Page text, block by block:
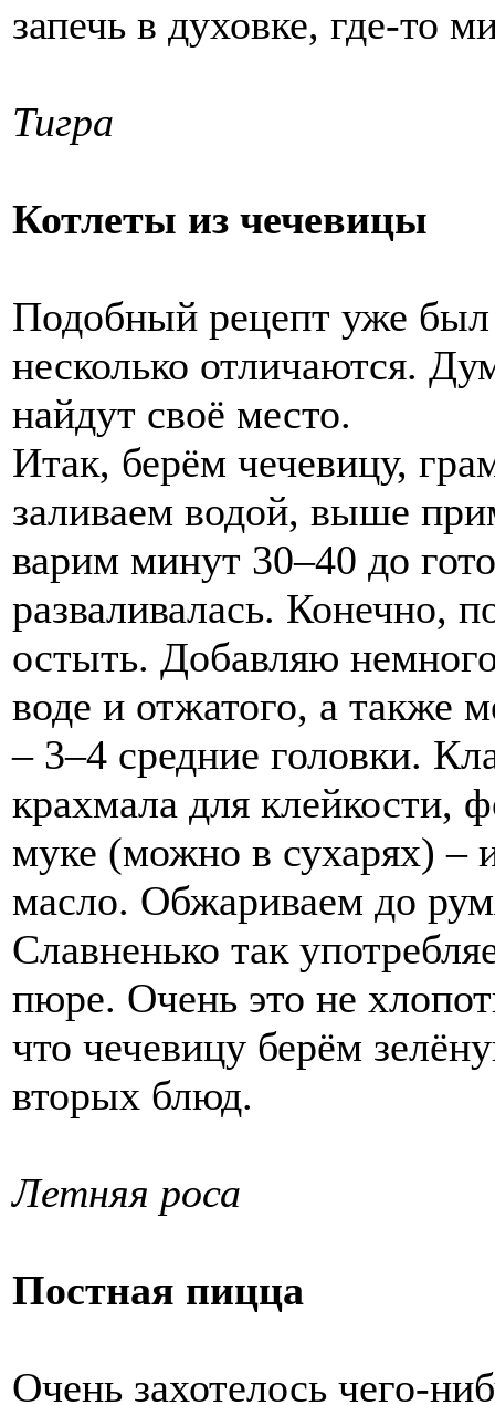
запечь в духовке, где-то
Тигра
Котлеты из чечевицы
Подобный рецепт уже был
несколько отличаются.
найдут своё место.
Итак, берём чечевицу,
заливаем водой, выше
варим минут 30–40 до
разваливалась. Конечно,
остыть. Добавляю
воде и отжатого, а также
– 3–4 средние головки.
крахмала для клейкости,
муке (можно в сухарях) –
масло. Обжариваем до
Славненько так
пюре. Очень это не
что чечевицу берём
вторых блюд.
Летняя роса
Постная пицца
Очень захотелось чего-